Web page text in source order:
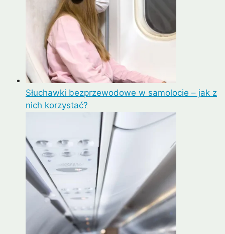
Słuchawki bezprzewodowe w samolocie – jak z
nich korzystać?